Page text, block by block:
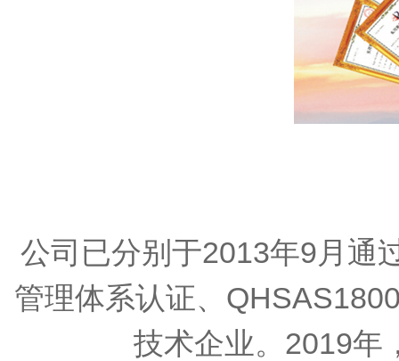
公司已分别于2013年9月通
管理体系认证、
技术企业。2019年